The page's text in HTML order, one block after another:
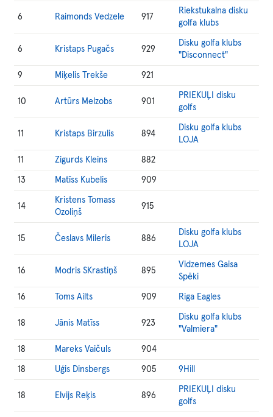
6 Raimonds Vedzele 917
Riekstukalna disku
golfa klubs
6 Kristaps Pugačs 929
Disku golfa klubs
"Disconnect"
9 Miķelis Trekše 921
10 Artūrs Melzobs 901
PRIEKUĻI disku
golfs
11 Kristaps Birzulis 894
Disku golfa klubs
LOJA
11 Zigurds Kleins 882
13 Matīss Kubelis 909
14
Kristens Tomass
Ozoliņš
915
15 Česlavs Mileris 886
Disku golfa klubs
LOJA
16 Modris SKrastiņš 895
Vidzemes Gaisa
Spēki
16 Toms Ailts 909 Riga Eagles
18 Jānis Matīss 923
Disku golfa klubs
"Valmiera"
18 Mareks Vaičuls 904
18 Uģis Dinsbergs 905 9Hill
18 Elvijs Reķis 896
PRIEKUĻI disku
golfs